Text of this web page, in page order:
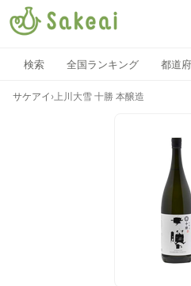
検索 全国ランキング 都道
サケアイ ›上川大雪 十勝 本醸造